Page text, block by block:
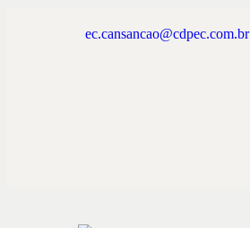
ec.cansancao@cdpec.com.br